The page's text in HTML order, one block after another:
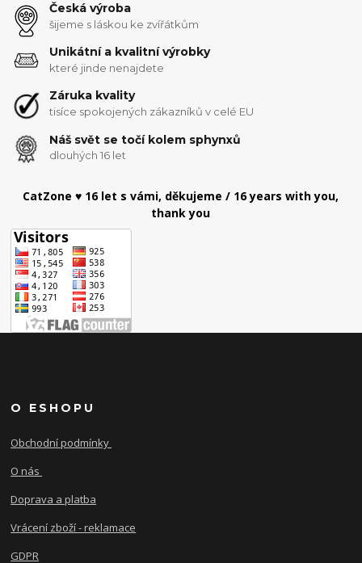
Česká výroba
šijeme s láskou ke zvířátkům
Unikátní a kvalitní výrobky
které jinde nenajdete
Záruka kvality
tisíce spokojených zákazníků v celé EU
Náš svět se točí kolem sphynxů
dlouhých 16 let
CatZone ♥ 16 let s vámi, děkujeme / 16 years with you,
thank you
O ESHOPU
Obchodní podmínky
O nás
Doprava a platba
Vrácení zboží - reklamace
GDPR